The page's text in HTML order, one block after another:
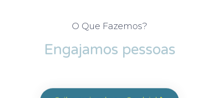
O Que Fazemos?
Engajamos pessoas